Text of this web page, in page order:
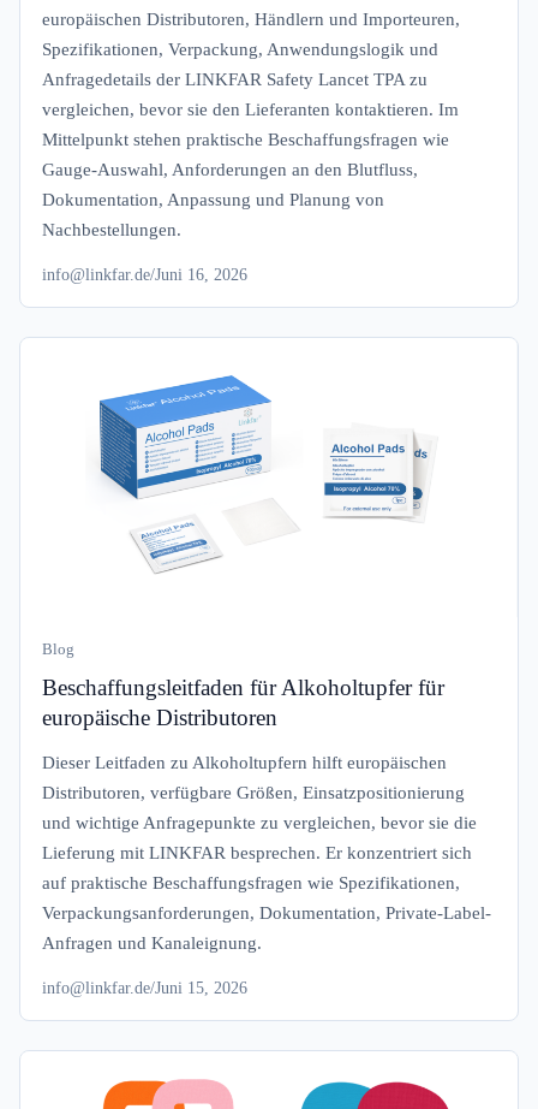
europäischen Distributoren, Händlern und Importeuren,
Spezifikationen, Verpackung, Anwendungslogik und
Anfragedetails der LINKFAR Safety Lancet TPA zu
vergleichen, bevor sie den Lieferanten kontaktieren. Im
Mittelpunkt stehen praktische Beschaffungsfragen wie
Gauge-Auswahl, Anforderungen an den Blutfluss,
Dokumentation, Anpassung und Planung von
Nachbestellungen.
info@linkfar.de/Juni 16, 2026
Blog
Beschaffungsleitfaden für Alkoholtupfer für
europäische Distributoren
Dieser Leitfaden zu Alkoholtupfern hilft europäischen
Distributoren, verfügbare Größen, Einsatzpositionierung
und wichtige Anfragepunkte zu vergleichen, bevor sie die
Lieferung mit LINKFAR besprechen. Er konzentriert sich
auf praktische Beschaffungsfragen wie Spezifikationen,
Verpackungsanforderungen, Dokumentation, Private-Label-
Anfragen und Kanaleignung.
info@linkfar.de/Juni 15, 2026